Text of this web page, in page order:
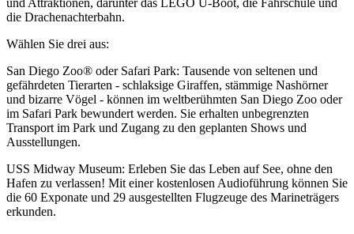
die Drachenachterbahn.
Wählen Sie drei aus:
San Diego Zoo® oder Safari Park: Tausende von seltenen und
gefährdeten Tierarten - schlaksige Giraffen, stämmige Nashörner
und bizarre Vögel - können im weltberühmten San Diego Zoo oder
im Safari Park bewundert werden. Sie erhalten unbegrenzten
Transport im Park und Zugang zu den geplanten Shows und
Ausstellungen.
USS Midway Museum: Erleben Sie das Leben auf See, ohne den
Hafen zu verlassen! Mit einer kostenlosen Audioführung können Sie
die 60 Exponate und 29 ausgestellten Flugzeuge des Marineträgers
erkunden.